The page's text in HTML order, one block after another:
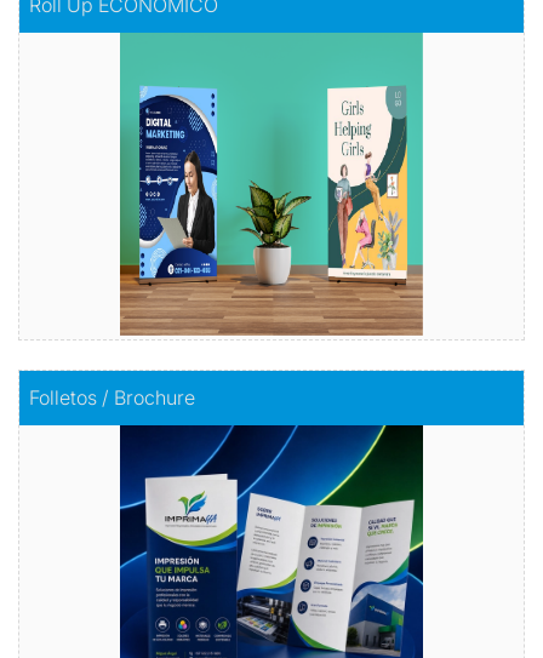
Folletos / Brochure
Impacta con información
Comprar
Comprar